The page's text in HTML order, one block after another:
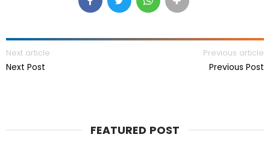
Next article
Next Post
Previous article
Previous Post
FEATURED POST